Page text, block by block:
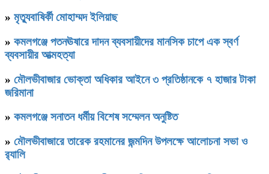
» মৃত্যুবাষির্কী মোহাম্মদ ইলিয়াছ
» কমলগঞ্জে পতনঊষারে দাদন ব্যবসায়ীদের মানসিক চাপে এক স্বর্ণ
ব্যবসায়ীর আত্মহত্যা
» মৌলভীবাজার ভোক্তা অধিকার আইনে ৩ প্রতিষ্ঠানকে ৭ হাজার টাকা
জরিমানা
» কমলগঞ্জে সনাতন ধর্মীয় বিশেষ সম্মেলন অনুষ্টিত
» মৌলভীবাজারে তারেক রহমানের জন্মদিন উপলক্ষে আলোচনা সভা ও
র‌্যালি